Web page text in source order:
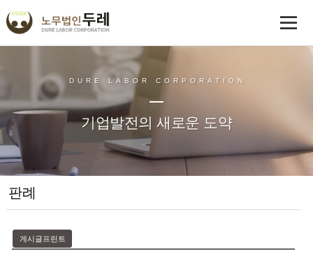
DURE LABOR CORPORATION
기업발전의 새로운 도약
판례
게시글프린트